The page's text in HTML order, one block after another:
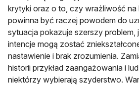
krytyki oraz o to, czy wrażliwość na
powinna być raczej powodem do
sytuacja pokazuje szerszy problem,
intencje mogą zostać
nastawienie i brak zrozumienia.
historii przykład zaangażowania i
niektórzy wybierają szyderstwo.